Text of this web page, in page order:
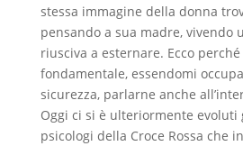
stessa immagine della donna
pensando a sua madre, vivendo
riusciva a esternare. Ecco
fondamentale, essendomi
sicurezza, parlarne anche
Oggi ci si è ulteriormente evoluti
psicologi della Croce Rossa che